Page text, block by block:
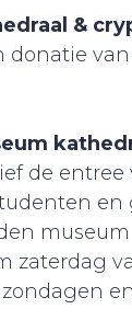
&
donatie
de entree
en
museum
zaterdag